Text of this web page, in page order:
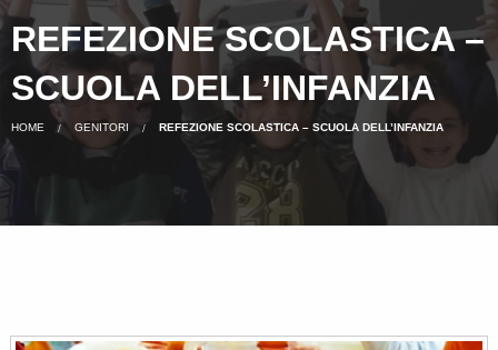
REFEZIONE SCOLASTICA –
SCUOLA DELL’INFANZIA
HOME GENITORI REFEZIONE SCOLASTICA – SCUOLA DELL’INFANZIA